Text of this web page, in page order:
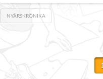
NYÅRSKRÖNIKA
1